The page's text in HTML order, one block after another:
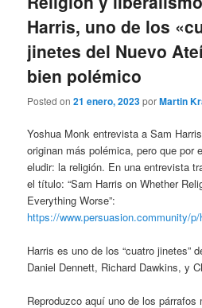
Harris, uno de los
jinetes del Nuevo
bien polémico
Posted on21 enero, 2023porMartin
Yoshua Monk entrevista a Sam
originan más polémica, pero que por
eludir: la religión. En una entrevista
el título: “Sam Harris on Whether
Everything Worse”:
https://www.persuasion.community/
Harris es uno de los “cuatro jinetes”
Daniel Dennett, Richard Dawkins, y
Reproduzco aquí uno de los